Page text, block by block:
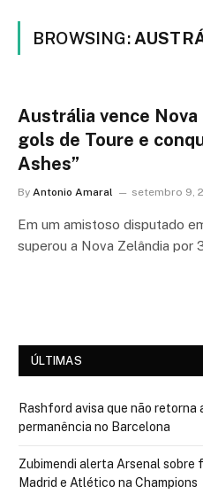
BROWSING:
Austrália vence Nova
gols de Toure e
Ashes”
By Antonio Amaral setembro 9,
Em um amistoso disputado
superou a Nova Zelândia por
ÚLTIMAS
Rashford avisa que não
permanência no Barcelona
Zubimendi alerta Arsenal sobre
Madrid e Atlético na Champions